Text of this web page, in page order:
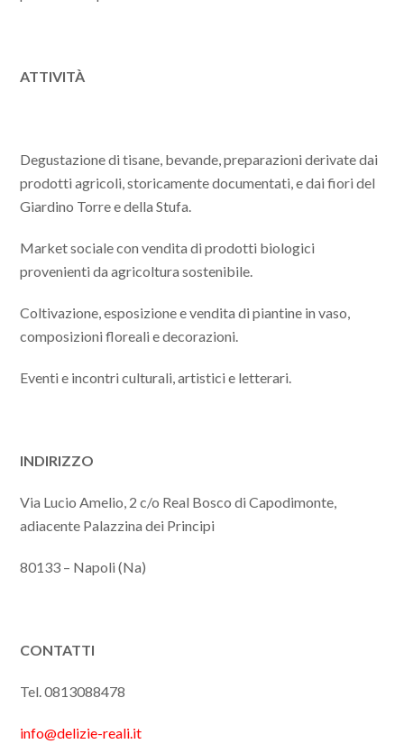
ATTIVITÀ
Degustazione di tisane, bevande, preparazioni derivate dai
prodotti agricoli, storicamente documentati, e dai fiori del
Giardino Torre e della Stufa.
Market sociale con vendita di prodotti biologici
provenienti da agricoltura sostenibile.
Coltivazione, esposizione e vendita di piantine in vaso,
composizioni floreali e decorazioni.
Eventi e incontri culturali, artistici e letterari.
INDIRIZZO
Via Lucio Amelio, 2 c/o Real Bosco di Capodimonte,
adiacente Palazzina dei Principi
80133 – Napoli (Na)
CONTATTI
Tel. 0813088478
info@delizie-reali.it